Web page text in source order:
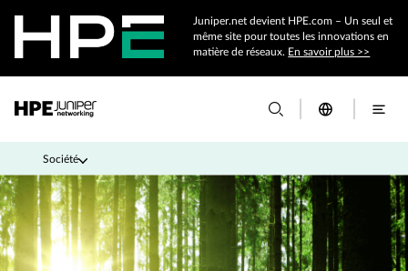
Juniper.net devient HPE.com – Un seul et
même site pour toutes les innovations en
matière de réseaux. En savoir plus >>
Société